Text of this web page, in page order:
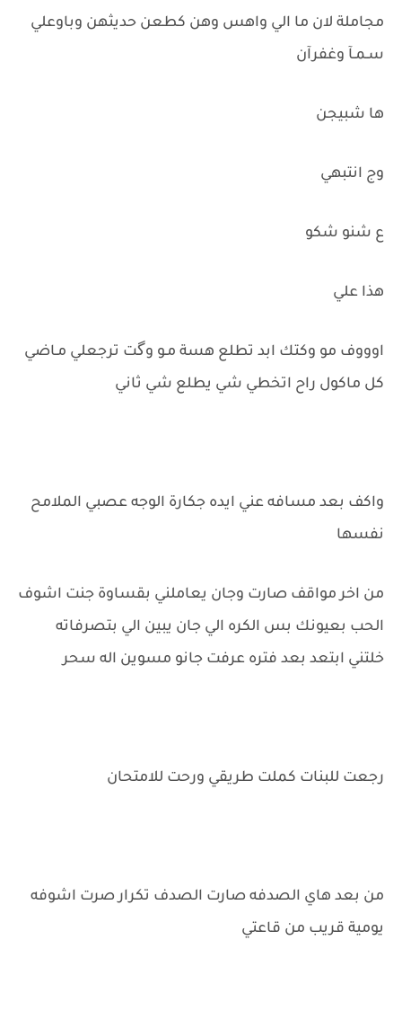
مجاملة لان ما الي واهس وهن كطعن حديثهن وباوعلي
سـمـآ وغفرآن
ها شبيجن
وج انتبهي
ع شنو شكو
هذا علي
اوووف مو وكتك ابد تطلع هسة مـو وگت ترجعلي مـاضي
كل ماكول راح اتخطي شي يطلع شي ثاني
واكف بعد مسافه عني ايده جكارة الوجه عصبي الملامح
نفسها
من اخر مواقف صارت وجان يعاملني بقساوة جنت اشوف
الحب بعيونك بس الكره الي جان يبين الي بتصرفاته
خلتني ابتعد بعد فتره عرفت جانو مسوين اله سحر
رجعت للبنات كملت طريقي ورحت للامتحان
من بعد هاي الصدفه صارت الصدف تكرار صرت اشوفه
يومية قريب من قاعتي